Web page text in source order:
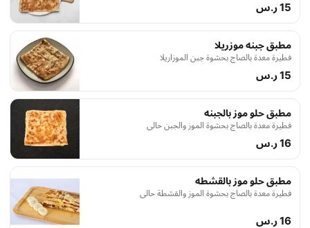
15 ر.س
مطبق جبنه موزريلا
فطيرة معدة بالصاج بحشوة جبن الموزاريلا
15 ر.س
مطبق حلو موز بالجبنه
فطيرة معدة بالصاج بحشوة الموز والجبن حالي
16 ر.س
مطبق حلو موز بالقشطه
فطيرة معدة بالصاج بحشوة الموز والقشطة حالي
16 ر.س